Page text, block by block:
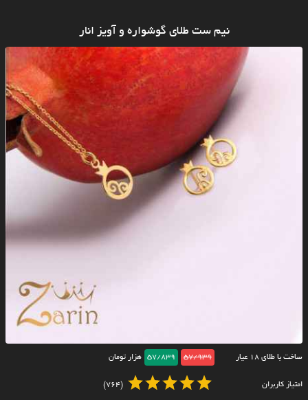
نیم ست طلای گوشواره و آویز انار
ساخت با طلای ۱۸ عیار 57/939
57/839 هزار تومان
امتیاز کاربران (764)